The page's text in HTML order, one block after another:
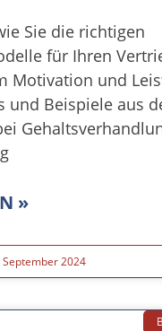
Sie die richtigen
für Ihren
Motivation und
und Beispiele aus
»
September 2024